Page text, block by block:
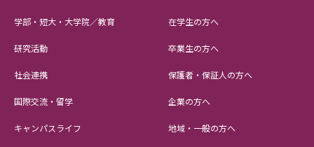
学部・短大・大学院／教育
研究活動
社会連携
国際交流・留学
キャンパスライフ
在学生の方へ
卒業生の方へ
保護者・保証人の方へ
企業の方へ
地域・一般の方へ